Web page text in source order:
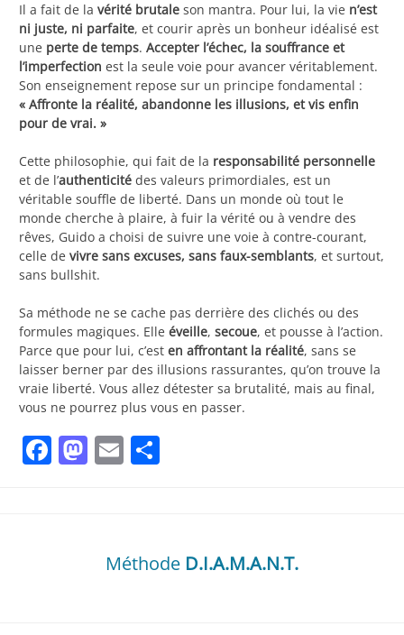
Il a fait de la vérité brutale son mantra. Pour lui, la vie n’est
ni juste, ni parfaite, et courir après un bonheur idéalisé est
une perte de temps. Accepter l’échec, la souffrance et
l’imperfection est la seule voie pour avancer véritablement.
Son enseignement repose sur un principe fondamental :
« Affronte la réalité, abandonne les illusions, et vis enfin
pour de vrai. »
Cette philosophie, qui fait de la responsabilité personnelle
et de l’authenticité des valeurs primordiales, est un
véritable souffle de liberté. Dans un monde où tout le
monde cherche à plaire, à fuir la vérité ou à vendre des
rêves, Guido a choisi de suivre une voie à contre-courant,
celle de vivre sans excuses, sans faux-semblants, et surtout,
sans bullshit.
Sa méthode ne se cache pas derrière des clichés ou des
formules magiques. Elle éveille, secoue, et pousse à l’action.
Parce que pour lui, c’est en affrontant la réalité, sans se
laisser berner par des illusions rassurantes, qu’on trouve la
vraie liberté. Vous allez détester sa brutalité, mais au final,
vous ne pourrez plus vous en passer.
Facebook
Mastodon
Email
Méthode D.I.A.M.A.N.T.